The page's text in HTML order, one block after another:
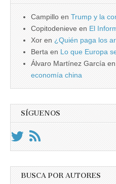
Campillo en Trump y la
Copitodenieve en El
Xor en ¿Quién paga los
Berta en Lo que Europa
Álvaro Martínez García en
economía china
SÍGUENOS
BUSCA POR AUTORES